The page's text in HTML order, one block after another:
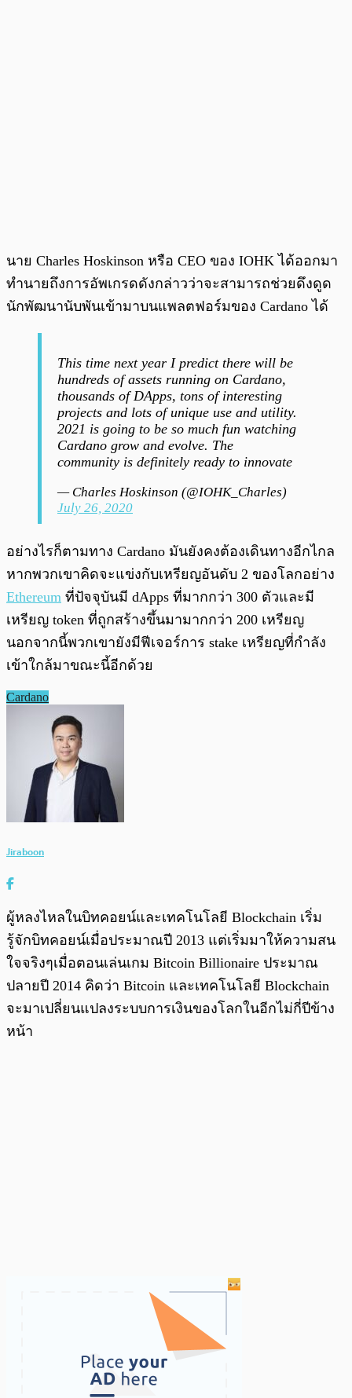
นาย Charles Hoskinson หรือ CEO ของ IOHK ได้ออกมา
ทำนายถึงการอัพเกรดดังกล่าวว่าจะสามารถช่วยดึงดูด
นักพัฒนานับพันเข้ามาบนแพลตฟอร์มของ Cardano ได้
This time next year I predict there will be
hundreds of assets running on Cardano,
thousands of DApps, tons of interesting
projects and lots of unique use and utility.
2021 is going to be so much fun watching
Cardano grow and evolve. The
community is definitely ready to innovate
— Charles Hoskinson (@IOHK_Charles)
July 26, 2020
อย่างไรก็ตามทาง Cardano มันยังคงต้องเดินทางอีกไกล
หากพวกเขาคิดจะแข่งกับเหรียญอันดับ 2 ของโลกอย่าง
Ethereum ที่ปัจจุบันมี dApps ที่มากกว่า 300 ตัวและมี
เหรียญ token ที่ถูกสร้างขึ้นมามากกว่า 200 เหรียญ
นอกจากนี้พวกเขายังมีฟีเจอร์การ stake เหรียญที่กำลัง
เข้าใกล้มาขณะนี้อีกด้วย
Cardano
Jiraboon
ผู้หลงไหลในบิทคอยน์และเทคโนโลยี Blockchain เริ่ม
รู้จักบิทคอยน์เมื่อประมาณปี 2013 แต่เริ่มมาให้ความสน
ใจจริงๆเมื่อตอนเล่นเกม Bitcoin Billionaire ประมาณ
ปลายปี 2014 คิดว่า Bitcoin และเทคโนโลยี Blockchain
จะมาเปลี่ยนแปลงระบบการเงินของโลกในอีกไม่กี่ปีข้าง
หน้า